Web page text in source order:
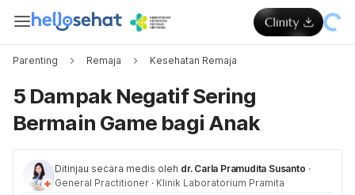
Parenting Remaja Kesehatan Remaja
5 Dampak Negatif Sering
Bermain Game bagi Anak
Ditinjau secara medis oleh dr. Carla Pramudita Susanto ·
General Practitioner · Klinik Laboratorium Pramita